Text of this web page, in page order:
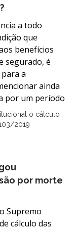
a todo
que
benefícios
segurado, é
a
ainda
por um período
por morte
Supremo
cálculo das